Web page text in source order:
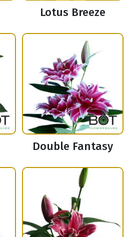
Lotus Breeze
Double Fantasy